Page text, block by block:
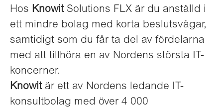
Hos KnowitSolutions FLX är du anställd i
ett mindre bolag med korta beslutsvägar,
samtidigt som du får ta del av fördelarna
med att tillhöra en av Nordens största IT-
koncerner.
Knowitär ett av Nordens ledande IT-
konsultbolag med över 4 000